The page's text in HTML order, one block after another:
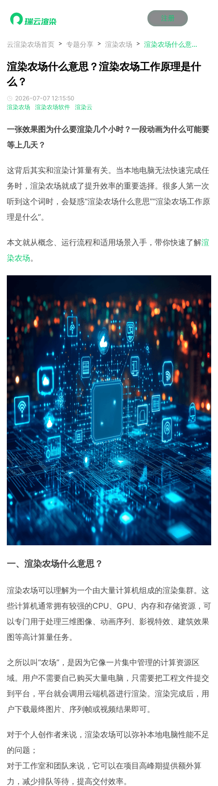
注册
首页
产品服务
云制作
瑞兔百宝箱
AI视频插帧
云制作
瑞兔百宝箱
AI视频插帧
云制作
瑞兔百宝箱
AI视频插帧
云制作
瑞兔百宝箱
AI视频插帧
云制作
瑞兔百宝箱
AI视频插帧
云制作
瑞兔百宝箱
AI视频插帧
Maya云渲染方案
Cinema 4D云渲染方案
Maya AI渲染方案
Maya云渲染方案
Cinema 4D云渲染方案
Maya AI渲染方案
Maya云渲染方案
Cinema 4D云渲染方案
Maya AI渲染方案
Maya云渲染方案
Cinema 4D云渲染方案
Maya AI渲染方案
Maya云渲染方案
Cinema 4D云渲染方案
Maya AI渲染方案
Maya云渲染方案
Cinema 4D云渲染方案
Maya AI渲染方案
动画价格
效果图价格
云制作价格
动画价格
效果图价格
云制作价格
动画价格
效果图价格
云制作价格
动画价格
效果图价格
云制作价格
动画价格
效果图价格
云制作价格
动画价格
效果图价格
云制作价格
新闻资讯
渲染大赛
泛CG交流会
新闻资讯
渲染大赛
泛CG交流会
新闻资讯
渲染大赛
泛CG交流会
新闻资讯
渲染大赛
泛CG交流会
新闻资讯
渲染大赛
泛CG交流会
新闻资讯
渲染大赛
泛CG交流会
特惠专区
青云平台
教育优惠
青云平台
教育优惠
青云平台
教育优惠
青云平台
教育优惠
青云平台
教育优惠
青云平台
教育优惠
关于我们
帮助/教程
登录
云渲染农场首页 专题分享 渲染农场 渲染农场什么意思？渲染农场工作原理是什么？
渲染农场什么意思？渲染农场工作原理是什
么？
2026-07-07 12:15:50
渲染农场
渲染农场软件 渲染云
一张效果图为什么要渲染几个小时？一段动画为什么可能要
等上几天？
这背后其实和渲染计算量有关。当本地电脑无法快速完成任
务时，渲染农场就成了提升效率的重要选择。很多人第一次
听到这个词时，会疑惑“渲染农场什么意思”“渲染农场工作原
理是什么”。
本文就从概念、运行流程和适用场景入手，带你快速了解渲
染农场。
一、渲染农场什么意思？
渲染农场可以理解为一个由大量计算机组成的渲染集群。这
些计算机通常拥有较强的CPU、GPU、内存和存储资源，可
以专门用于处理三维图像、动画序列、影视特效、建筑效果
图等高计算量任务。
之所以叫“农场”，是因为它像一片集中管理的计算资源区
域。用户不需要自己购买大量电脑，只需要把工程文件提交
到平台，平台就会调用云端机器进行渲染。渲染完成后，用
户下载最终图片、序列帧或视频结果即可。
对于个人创作者来说，渲染农场可以弥补本地电脑性能不足
的问题；
对于工作室和团队来说，它可以在项目高峰期提供额外算
力，减少排队等待，提高交付效率。